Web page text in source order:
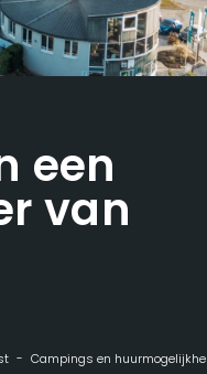
een
van
Campings en huurmogelijkheden in de buitenlucht